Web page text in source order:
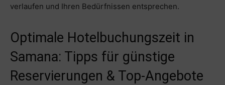
verlaufen und Ihren Bedürfnissen entsprechen.
Optimale Hotelbuchungszeit in
Samana: Tipps für günstige
Reservierungen & Top-Angebote